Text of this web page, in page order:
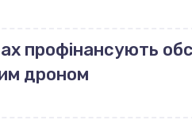
профінансують
дроном